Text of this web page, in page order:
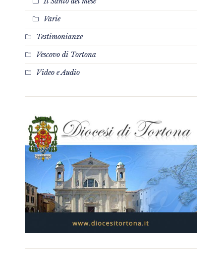
Varie
Testimonianze
Vescovo di Tortona
Video e Audio